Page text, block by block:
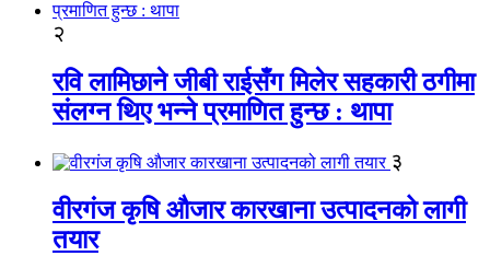
२
रवि लामिछाने जीबी राईसँग मिलेर सहकारी ठगीमा
संलग्न थिए भन्ने प्रमाणित हुन्छ : थापा
३
वीरगंज कृषि औजार कारखाना उत्पादनको लागी
तयार